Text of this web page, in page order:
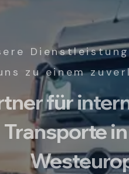
Unsere
uns zu einem
Partner für